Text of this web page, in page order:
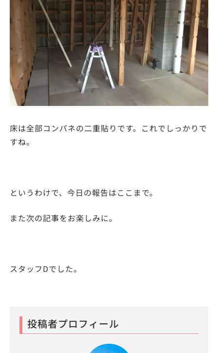
床は全部コンパネの二重貼りです。これでしっかりで
すね。
というわけで、今日の報告はここまで。
また次の記事をお楽しみに。
スタッフDでした。
投稿者プロフィール